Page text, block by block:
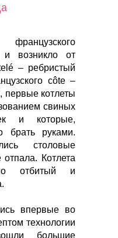
и возникло от
– ребристый
côte –
первые котлеты
свиных
и которые,
брать руками.
столовые
Котлета
отбитый и
впервые во
технологии
большие